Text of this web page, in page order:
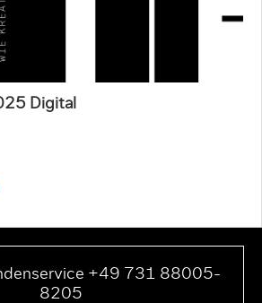
Digital
+49 731 88005-
8205